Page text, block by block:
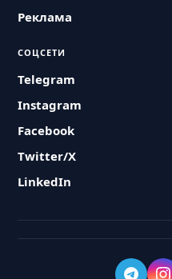
Реклама
СОЦСЕТИ
Telegram
Instagram
Facebook
Twitter/X
LinkedIn